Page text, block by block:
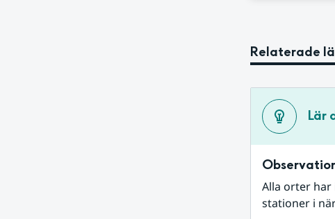
Relaterade
Lär
Alla orter
stationer i